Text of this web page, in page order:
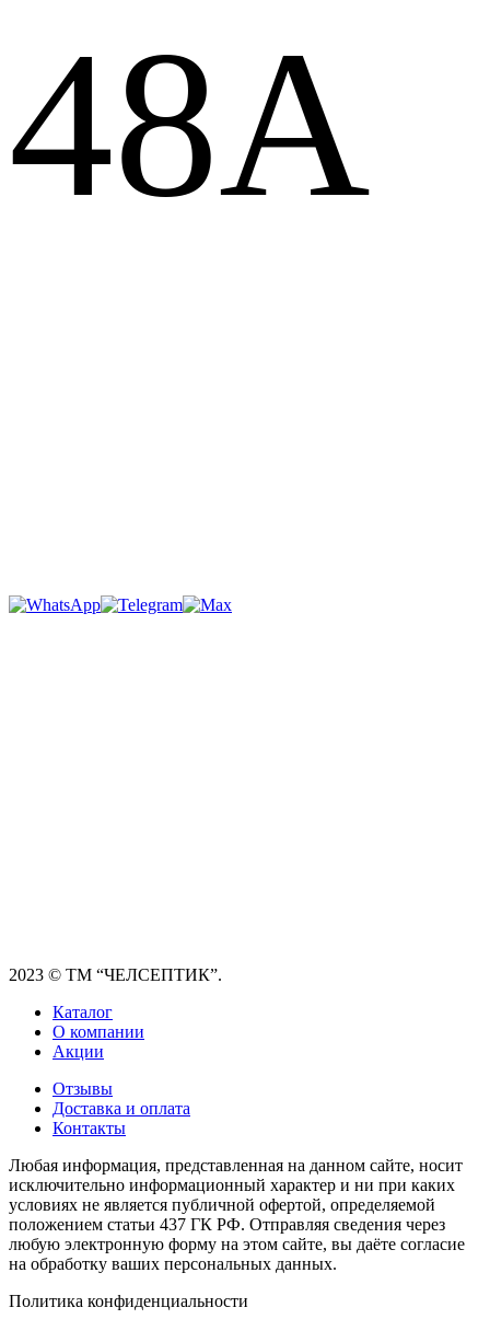
48А
2023 © ТМ “ЧЕЛСЕПТИК”.
Каталог
О компании
Акции
Отзывы
Доставка и оплата
Контакты
Любая информация, представленная на данном сайте, носит
исключительно информационный характер и ни при каких
условиях не является публичной офертой, определяемой
положением статьи 437 ГК РФ. Отправляя сведения через
любую электронную форму на этом сайте, вы даёте согласие
на обработку ваших персональных данных.
Политика конфиденциальности